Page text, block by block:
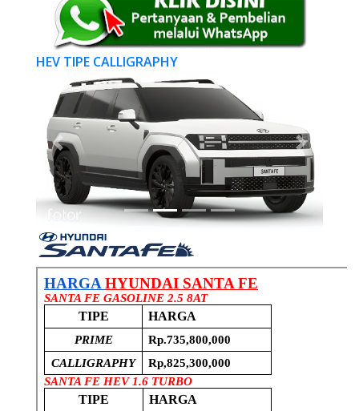
HEV TIPE CALLIGRAPHY
Previous Next